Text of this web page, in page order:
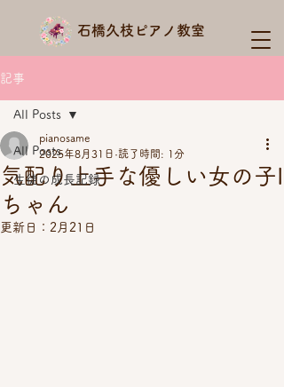
石橋久枝ピアノ教室
記事
All Posts
生徒の成長記録
All Posts
気配り上手な優しい女の子I
ちゃん
pianosame
2025年8月31日 読了時間: 1分
更新日： 2月21日